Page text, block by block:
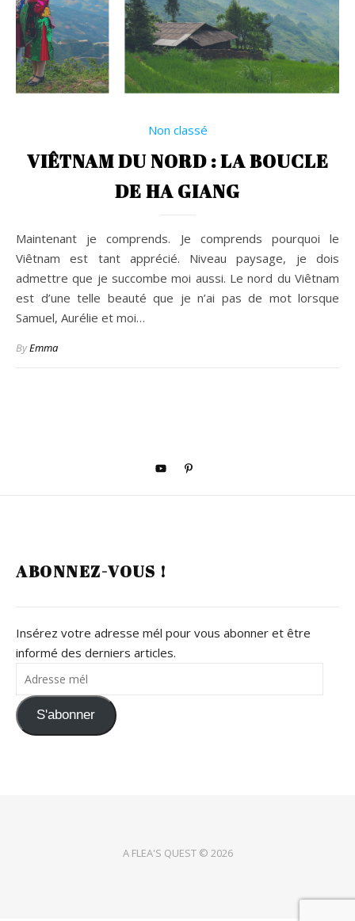
Non classé
VIÊTNAM DU NORD : LA BOUCLE
DE HA GIANG
Maintenant je comprends. Je comprends pourquoi le
Viêtnam est tant apprécié. Niveau paysage, je dois
admettre que je succombe moi aussi. Le nord du Viêtnam
est d’une telle beauté que je n’ai pas de mot lorsque
Samuel, Aurélie et moi…
ByEmma
ABONNEZ-VOUS !
Insérez votre adresse mél pour vous abonner et être
informé des derniers articles.
Adresse mél
S'abonner
A FLEA'S QUEST © 2026